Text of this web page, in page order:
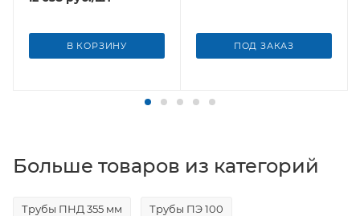
В КОРЗИНУ ПОД ЗАКАЗ
Больше товаров из категорий
Трубы ПНД 355 мм Трубы ПЭ 100